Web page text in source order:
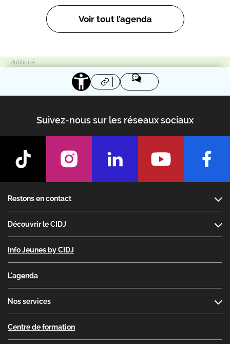
Voir tout l’agenda
Suivez-nous sur les réseaux sociaux
Restons en contact
Découvrir le CIDJ
Info Jeunes by CIDJ
L'agenda
Nos services
Centre de formation